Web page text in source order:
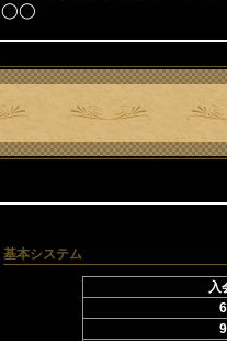
◯◯
基本システム
入